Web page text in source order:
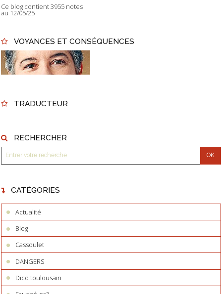
Ce blog contient 3955 notes
au 12/05/25
VOYANCES ET CONSÉQUENCES
TRADUCTEUR
RECHERCHER
CATÉGORIES
Actualité
Blog
Cassoulet
DANGERS
Dico toulousain